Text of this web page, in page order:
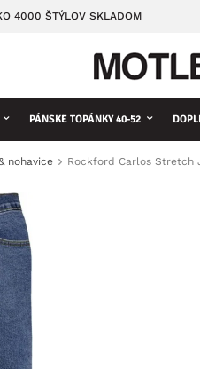
4000 ŠTÝLOV SKLADOM
PÁNSKE TOPÁNKY 40-52
nohavice Rockford Carlos Stretch